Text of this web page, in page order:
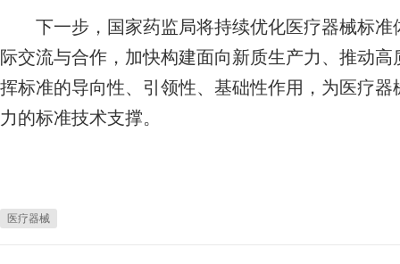
下一步，国家药监局将持续优化医疗器械标准
际交流与合作，加快构建面向新质生产力、推动
挥标准的导向性、引领性、基础性作用，为医疗
力的标准技术支撑。
医疗器械